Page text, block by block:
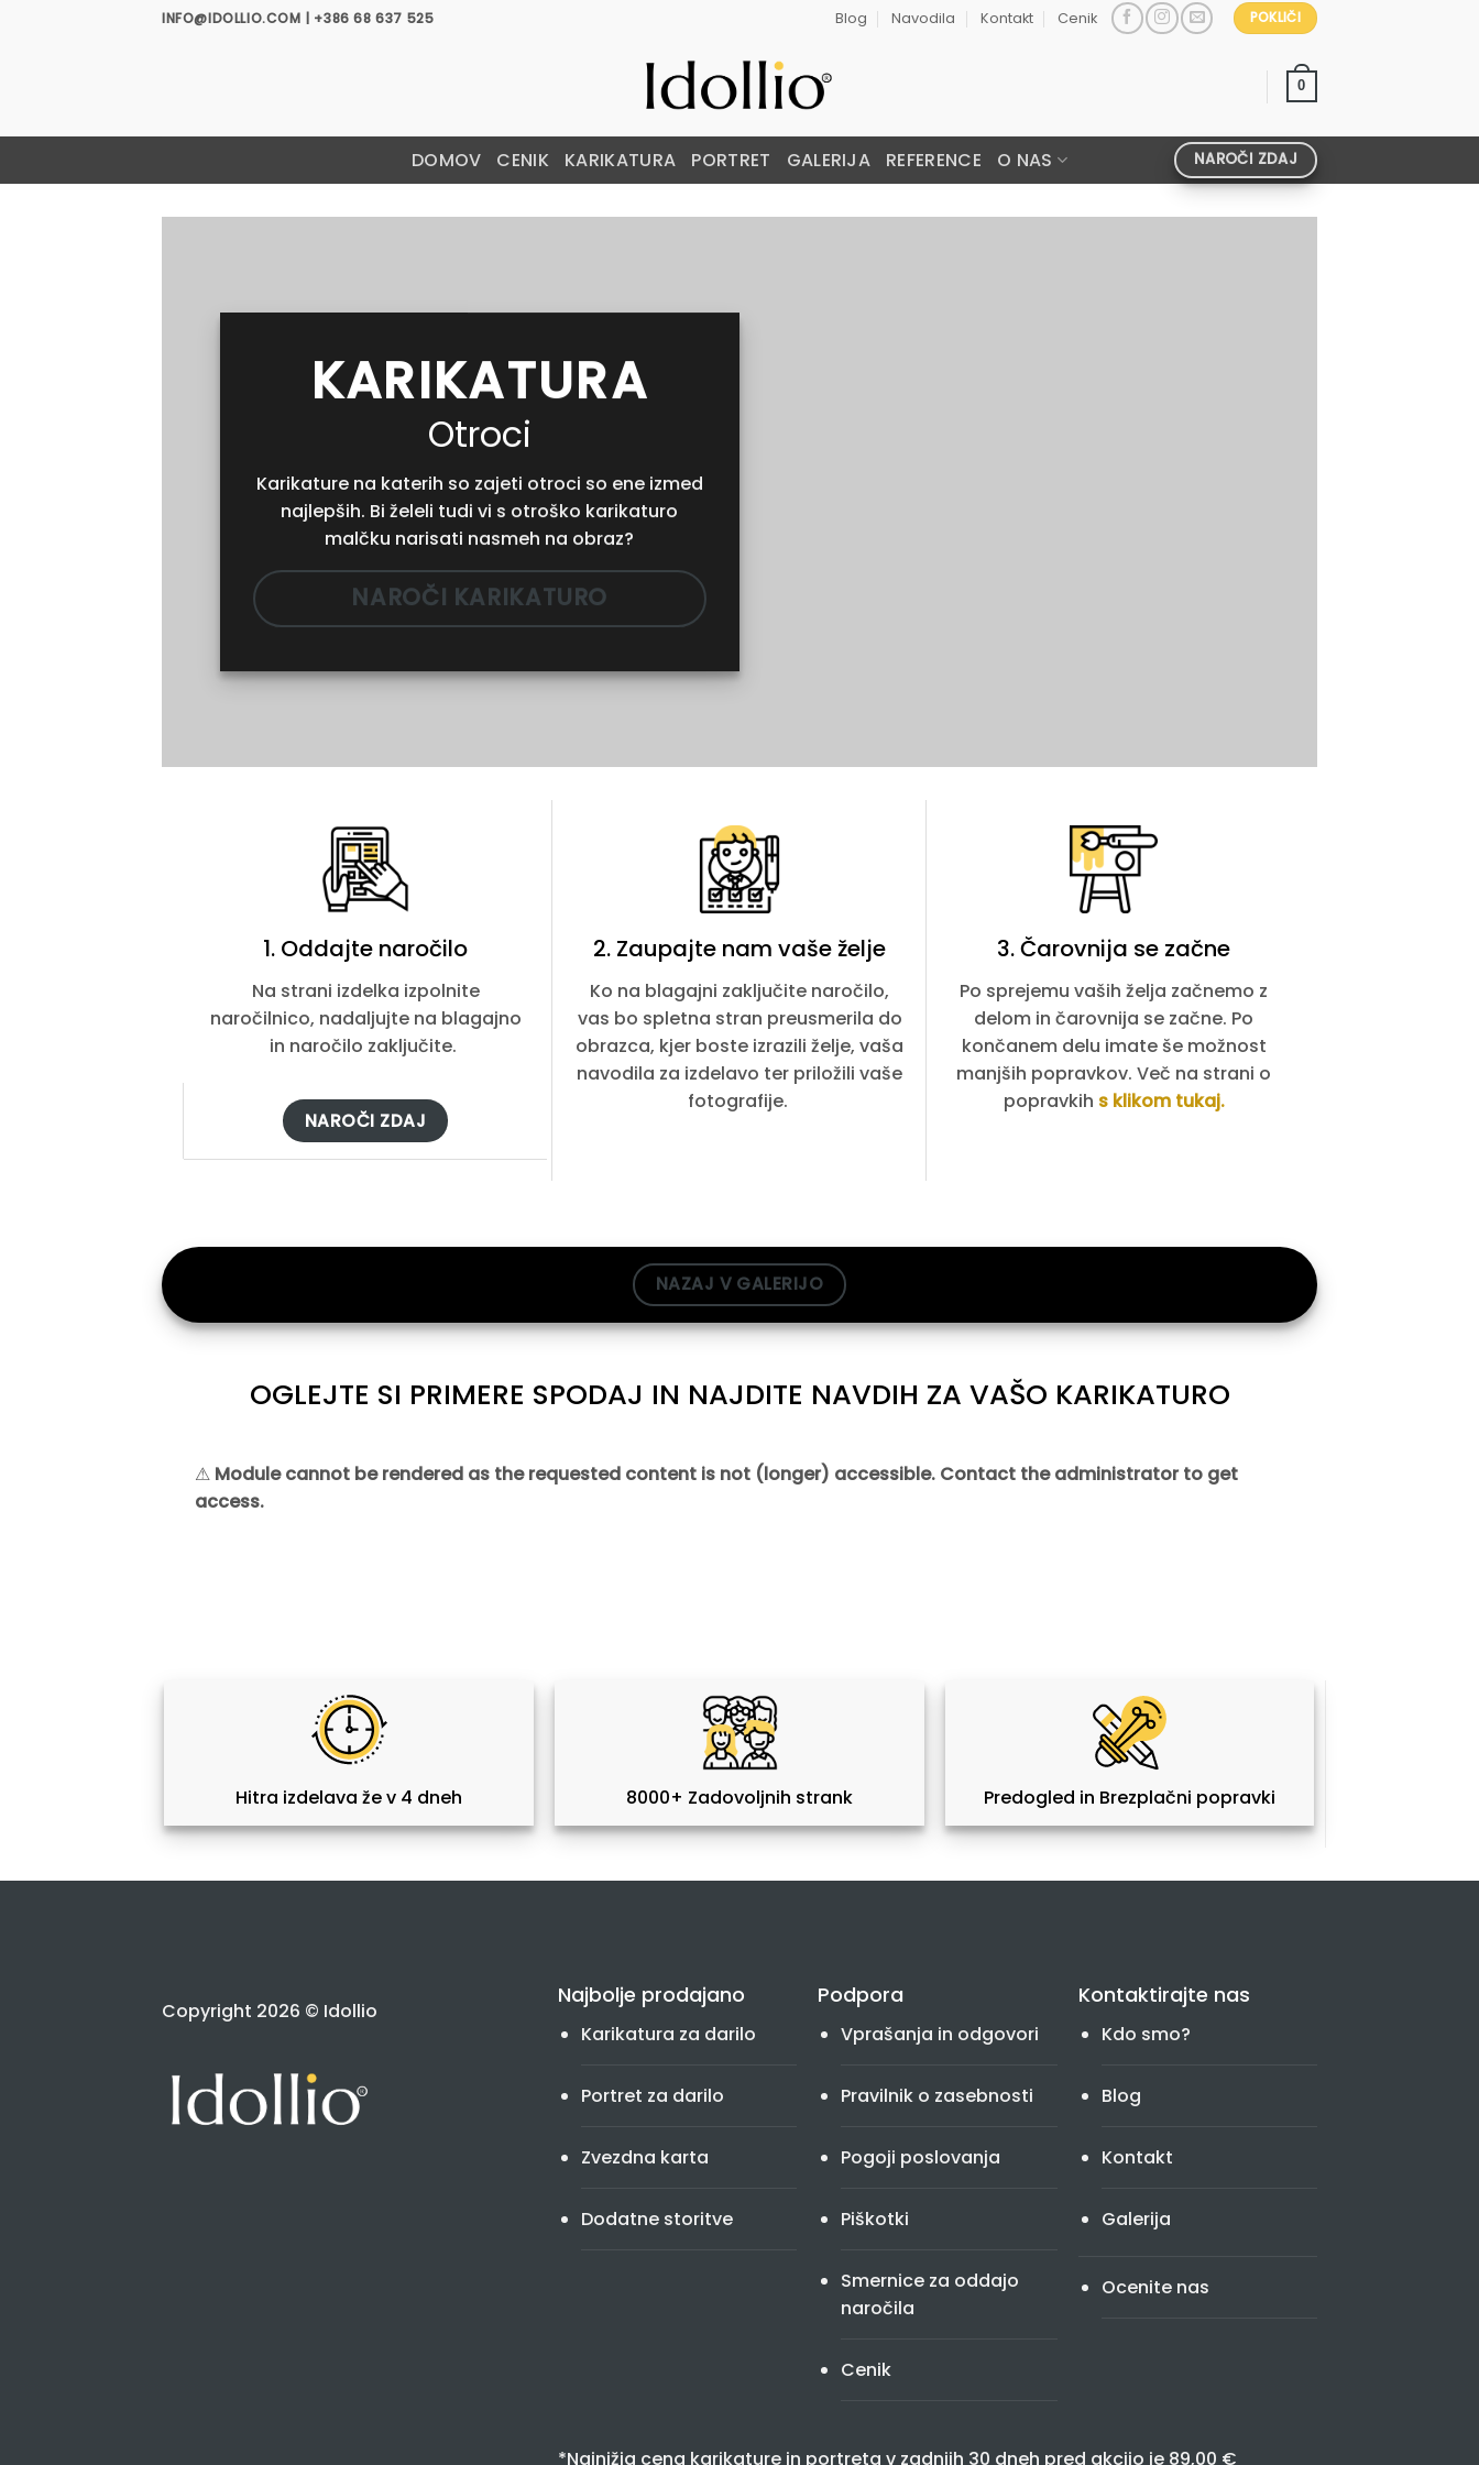
INFO@IDOLLIO.COM | +386 68 637 525 Blog Navodila Kontakt Cenik POKLIČI
0
DOMOV CENIK KARIKATURA PORTRET GALERIJA REFERENCE O NAS NAROČI ZDAJ
KARIKATURA
Otroci
Karikature na katerih so zajeti otroci so ene izmed
najlepših. Bi želeli tudi vi s otroško karikaturo
malčku narisati nasmeh na obraz?
NAROČI KARIKATURO
1. Oddajte naročilo
Na strani izdelka izpolnite
naročilnico, nadaljujte na blagajno
in naročilo zaključite.
NAROČI ZDAJ
2. Zaupajte nam vaše želje
Ko na blagajni zaključite naročilo,
vas bo spletna stran preusmerila do
obrazca, kjer boste izrazili želje, vaša
navodila za izdelavo ter priložili vaše
fotografije.
3. Čarovnija se začne
Po sprejemu vaših želja začnemo z
delom in čarovnija se začne. Po
končanem delu imate še možnost
manjših popravkov. Več na strani o
popravkih s klikom tukaj.
NAZAJ V GALERIJO
OGLEJTE SI PRIMERE SPODAJ IN NAJDITE NAVDIH ZA VAŠO KARIKATURO
⚠ Module cannot be rendered as the requested content is not (longer) accessible. Contact the administrator to get
access.
Hitra izdelava že v 4 dneh 8000+ Zadovoljnih strank Predogled in Brezplačni popravki
Copyright 2026 © Idollio
Najbolje prodajano
Karikatura za darilo
Portret za darilo
Zvezdna karta
Dodatne storitve
Podpora
Vprašanja in odgovori
Pravilnik o zasebnosti
Pogoji poslovanja
Piškotki
Smernice za oddajo
naročila
Cenik
Kontaktirajte nas
Kdo smo?
Blog
Kontakt
Galerija
Ocenite nas
*Najnižja cena karikature in portreta v zadnjih 30 dneh pred akcijo je 89,00 €